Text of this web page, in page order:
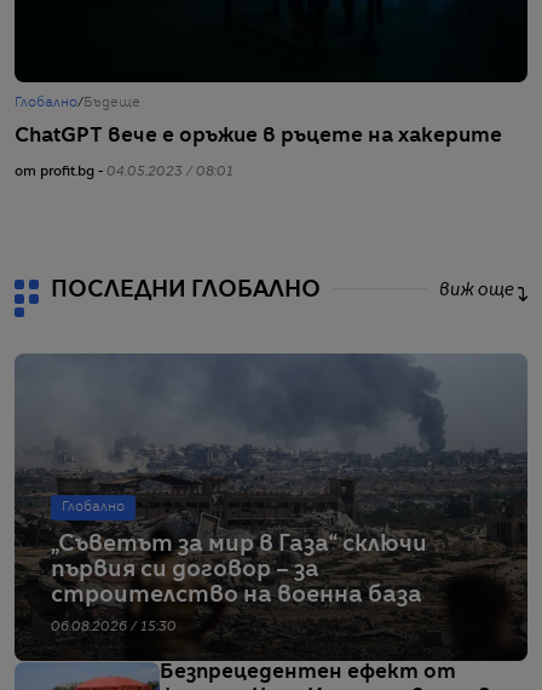
Глобално/ Бъдеще
ChatGPT вече е оръжие в ръцете на хакерите
от profit.bg - 04.05.2023 / 08:01
ПОСЛЕДНИ ГЛОБАЛНО виж още
Глобално
„Съветът за мир в Газа“ сключи
първия си договор – за
строителство на военна база
06.08.2026 / 15:30
Безпрецедентен ефект от